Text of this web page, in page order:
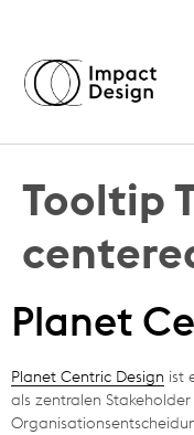
Tooltip
Planet
Planet Centric Design ist
als zentralen